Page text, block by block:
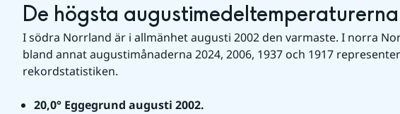
De högsta
I södra Norrland är i allmänhet augusti 2002 den varmaste. I norra
bland annat augustimånaderna 2024, 2006, 1937 och 1917
rekordstatistiken.
20,0° Eggegrund augusti 2002.